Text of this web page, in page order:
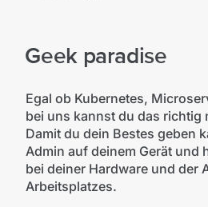
Geek paradise
Egal ob Kubernetes,
bei uns kannst du das richtig
Damit du dein Bestes geben
Admin auf deinem Gerät und
bei deiner Hardware und der
Arbeitsplatzes.